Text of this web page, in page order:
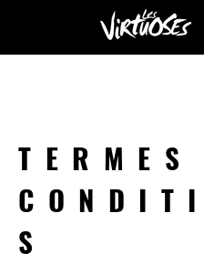
TERMES
S